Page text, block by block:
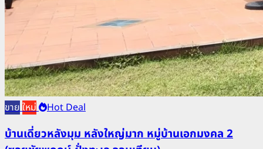
ขายใหม่ Hot Deal
บ้านเดี่ยวหลังมุม หลังใหญ่มาก หมู่บ้านเอกมงคล 2